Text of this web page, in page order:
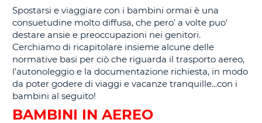
Spostarsi e viaggiare con i bambini ormai è una
consuetudine molto diffusa, che pero' a volte puo'
destare ansie e preoccupazioni nei genitori.
Cerchiamo di ricapitolare insieme alcune delle
normative basi per ciò che riguarda il trasporto aereo,
l'autonoleggio e la documentazione richiesta, in modo
da poter godere di viaggi e vacanze tranquille...con i
bambini al seguito!
BAMBINI IN AEREO